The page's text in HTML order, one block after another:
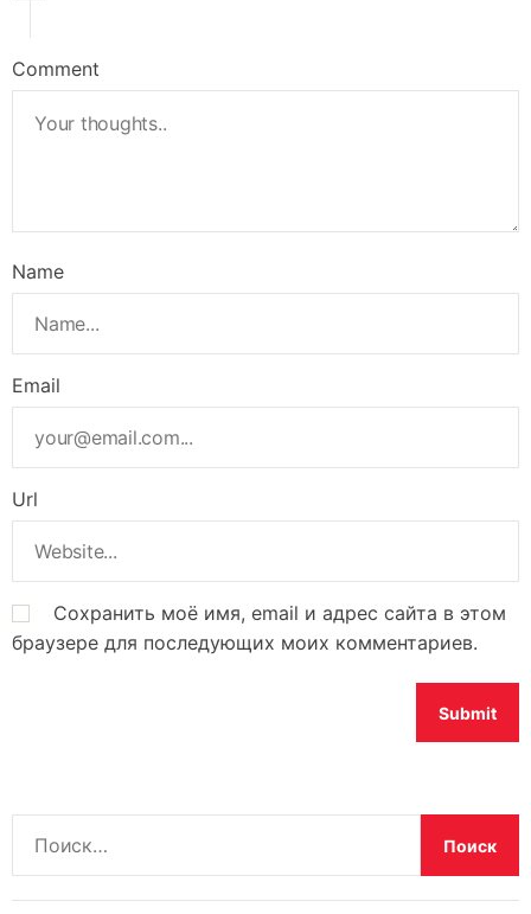
Comment
Name
Email
Url
Сохранить моё имя, email и адрес сайта в этом
браузере для последующих моих комментариев.